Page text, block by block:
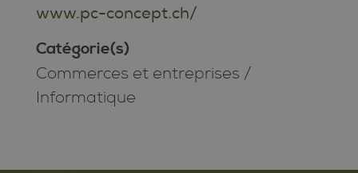
www.pc-concept.ch/
Catégorie(s)
Commerces et entreprises /
Informatique